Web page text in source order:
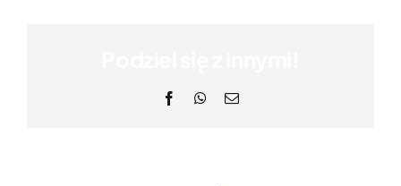
FacebookWhatsApp
Email